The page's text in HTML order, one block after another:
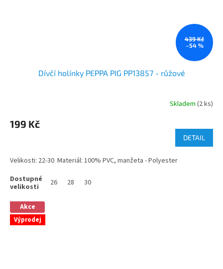
439 Kč
–54 %
Dívčí holínky PEPPA PIG PP13857 - růžové
Skladem (2 ks)
199 Kč
DETAIL
Velikosti: 22-30 Materiál: 100% PVC, manžeta - Polyester
26 28 30
Akce
Výprodej